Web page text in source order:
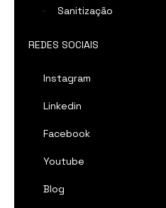
Sanitização
REDES SOCIAIS
Instagram
Linkedin
Facebook
Youtube
Blog